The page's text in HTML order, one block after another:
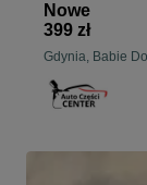
Nowe
399 zł
Gdynia, Babie